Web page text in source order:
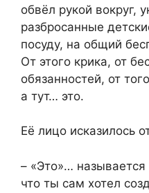
обвёл рукой вокруг,
разбросанные
посуду, на общий
От этого крика, от
обязанностей, от
а тут… это.
Её лицо исказилось
– «Это»…
что ты сам хотел